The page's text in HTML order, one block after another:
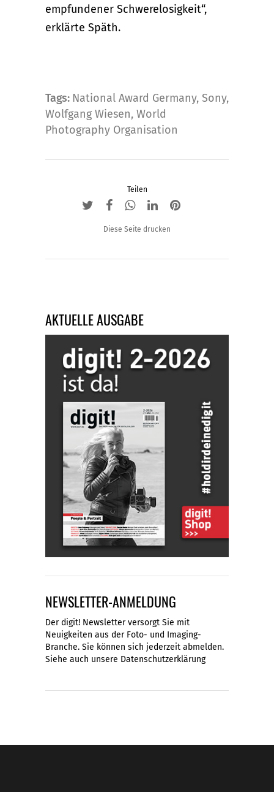
empfundener Schwerelosigkeit“,
erklärte Späth.
Tags: National Award Germany, Sony,
Wolfgang Wiesen, World
Photography Organisation
Teilen
Diese Seite drucken
AKTUELLE AUSGABE
NEWSLETTER-ANMELDUNG
Der digit! Newsletter versorgt Sie mit
Neuigkeiten aus der Foto- und Imaging-
Branche. Sie können sich jederzeit abmelden.
Siehe auch unsere Datenschutzerklärung